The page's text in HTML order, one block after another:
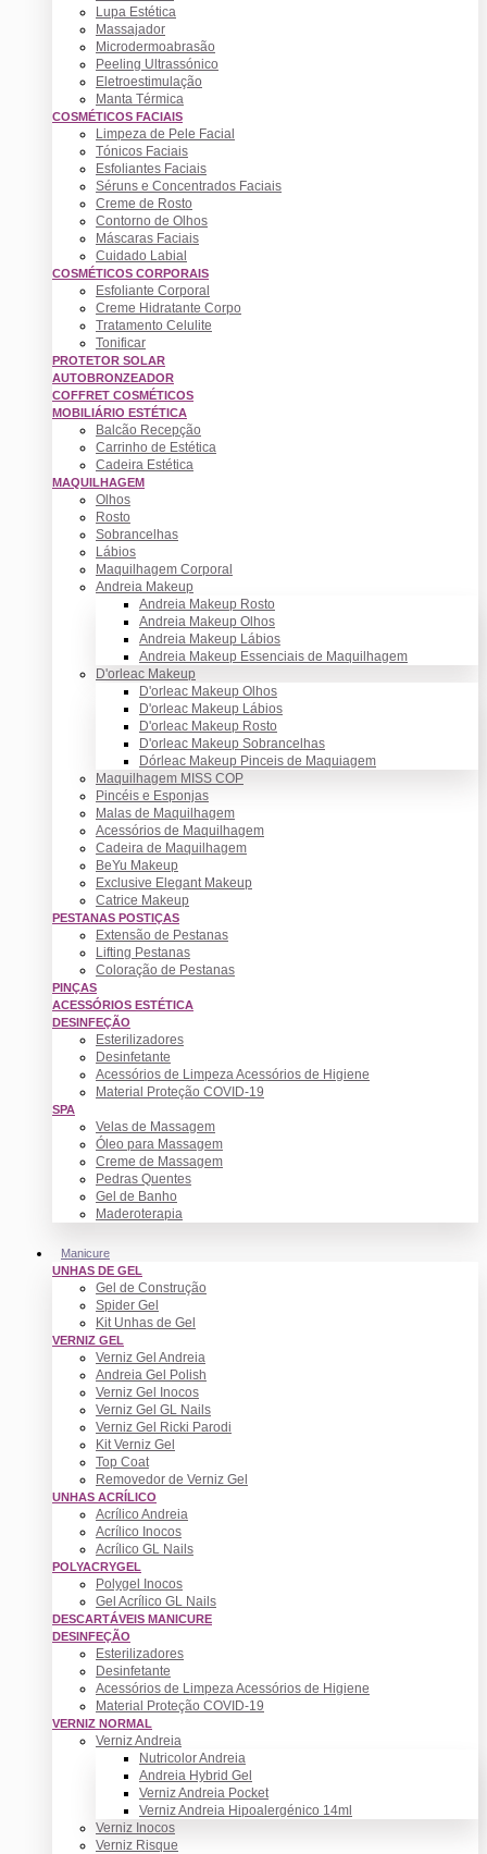
Lupa Estética
Massajador
Microdermoabrasão
Peeling Ultrassónico
Eletroestimulação
Manta Térmica
COSMÉTICOS FACIAIS
Limpeza de Pele Facial
Tónicos Faciais
Esfoliantes Faciais
Séruns e Concentrados Faciais
Creme de Rosto
Contorno de Olhos
Máscaras Faciais
Cuidado Labial
COSMÉTICOS CORPORAIS
Esfoliante Corporal
Creme Hidratante Corpo
Tratamento Celulite
Tonificar
PROTETOR SOLAR
AUTOBRONZEADOR
COFFRET COSMÉTICOS
MOBILIÁRIO ESTÉTICA
Balcão Recepção
Carrinho de Estética
Cadeira Estética
MAQUILHAGEM
Olhos
Rosto
Sobrancelhas
Lábios
Maquilhagem Corporal
Andreia Makeup
Andreia Makeup Rosto
Andreia Makeup Olhos
Andreia Makeup Lábios
Andreia Makeup Essenciais de Maquilhagem
D'orleac Makeup
D'orleac Makeup Olhos
D'orleac Makeup Lábios
D'orleac Makeup Rosto
D'orleac Makeup Sobrancelhas
Dórleac Makeup Pinceis de Maquiagem
Maquilhagem MISS COP
Pincéis e Esponjas
Malas de Maquilhagem
Acessórios de Maquilhagem
Cadeira de Maquilhagem
BeYu Makeup
Exclusive Elegant Makeup
Catrice Makeup
PESTANAS POSTIÇAS
Extensão de Pestanas
Lifting Pestanas
Coloração de Pestanas
PINÇAS
ACESSÓRIOS ESTÉTICA
DESINFEÇÃO
Esterilizadores
Desinfetante
Acessórios de Limpeza Acessórios de Higiene
Material Proteção COVID-19
SPA
Velas de Massagem
Óleo para Massagem
Creme de Massagem
Pedras Quentes
Gel de Banho
Maderoterapia
Manicure
UNHAS DE GEL
Gel de Construção
Spider Gel
Kit Unhas de Gel
VERNIZ GEL
Verniz Gel Andreia
Andreia Gel Polish
Verniz Gel Inocos
Verniz Gel GL Nails
Verniz Gel Ricki Parodi
Kit Verniz Gel
Top Coat
Removedor de Verniz Gel
UNHAS ACRÍLICO
Acrílico Andreia
Acrílico Inocos
Acrílico GL Nails
POLYACRYGEL
Polygel Inocos
Gel Acrílico GL Nails
DESCARTÁVEIS MANICURE
DESINFEÇÃO
Esterilizadores
Desinfetante
Acessórios de Limpeza Acessórios de Higiene
Material Proteção COVID-19
VERNIZ NORMAL
Verniz Andreia
Nutricolor Andreia
Andreia Hybrid Gel
Verniz Andreia Pocket
Verniz Andreia Hipoalergénico 14ml
Verniz Inocos
Verniz Risque